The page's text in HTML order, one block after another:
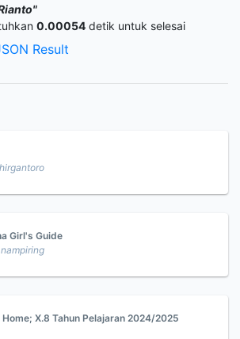
0.00054 detik untuk selesai
Result
Girl's Guide
Home; X.8 Tahun Pelajaran 2024/2025